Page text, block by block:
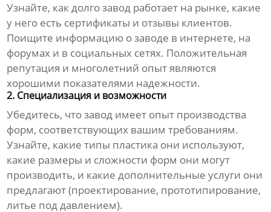
Узнайте, как долго завод работает на рынке, какие
у него есть сертификаты и отзывы клиентов.
Поищите информацию о заводе в интернете, на
форумах и в социальных сетях. Положительная
репутация и многолетний опыт являются
хорошими показателями надежности.
2. Специализация и возможности
Убедитесь, что завод имеет опыт производства
форм, соответствующих вашим требованиям.
Узнайте, какие типы пластика они используют,
какие размеры и сложности форм они могут
производить, и какие дополнительные услуги они
предлагают (проектирование, прототипирование,
литье под давлением).